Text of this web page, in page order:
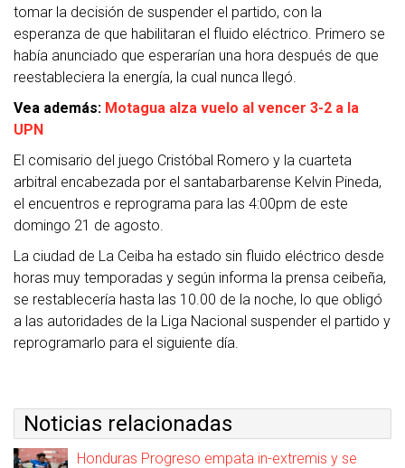
tomar la decisión de suspender el partido, con la
esperanza de que habilitaran el fluido eléctrico. Primero se
había anunciado que esperarían una hora después de que
reestableciera la energía, la cual nunca llegó.
Vea además: Motagua alza vuelo al vencer 3-2 a la
UPN
El comisario del juego Cristóbal Romero y la cuarteta
arbitral encabezada por el santabarbarense Kelvin Pineda,
el encuentros e reprograma para las 4:00pm de este
domingo 21 de agosto.
La ciudad de La Ceiba ha estado sin fluido eléctrico desde
horas muy temporadas y según informa la prensa ceibeña,
se restablecería hasta las 10.00 de la noche, lo que obligó
a las autoridades de la Liga Nacional suspender el partido y
reprogramarlo para el siguiente día.
Noticias relacionadas
Honduras Progreso empata in-extremis y se